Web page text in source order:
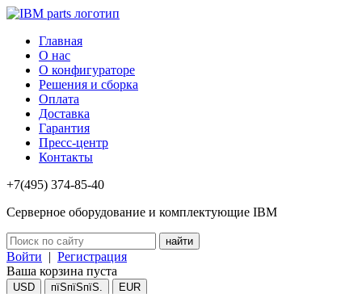
Главная
О нас
О конфигураторе
Решения и сборка
Оплата
Доставка
Гарантия
Пресс-центр
Контакты
+7(495) 374-85-40
Серверное оборудование и комплектующие IBM
Войти | Регистрация
Ваша корзина пуста
USD пїЅпїЅпїЅ. EUR